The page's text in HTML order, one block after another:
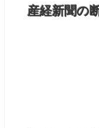
産経新聞の